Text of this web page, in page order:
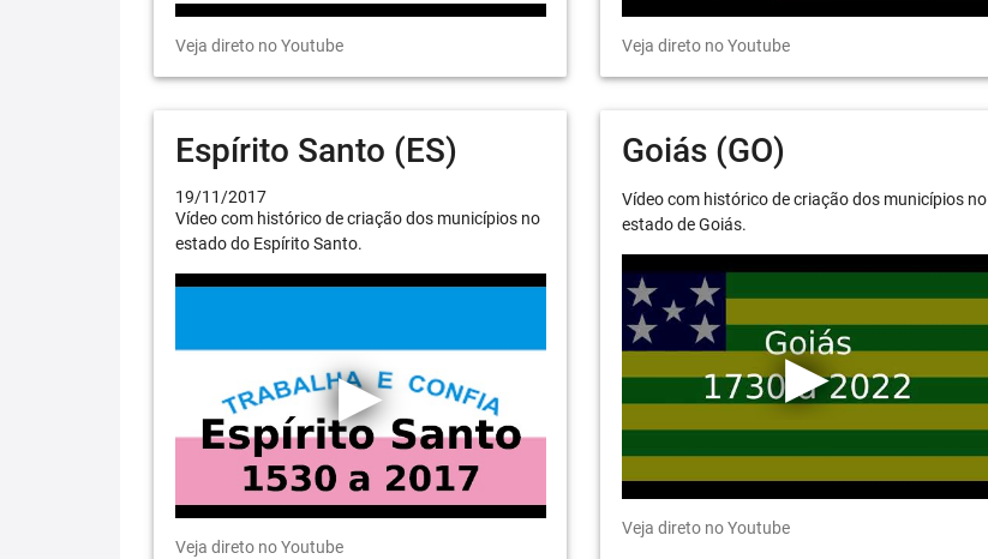
Veja direto no Youtube Veja direto no Youtube
Espírito Santo (ES)
19/11/2017
Vídeo com histórico de criação dos municípios no
estado do Espírito Santo.
Veja direto no Youtube
Goiás (GO)
Vídeo com histórico de criação dos municípios no
estado de Goiás.
Veja direto no Youtube